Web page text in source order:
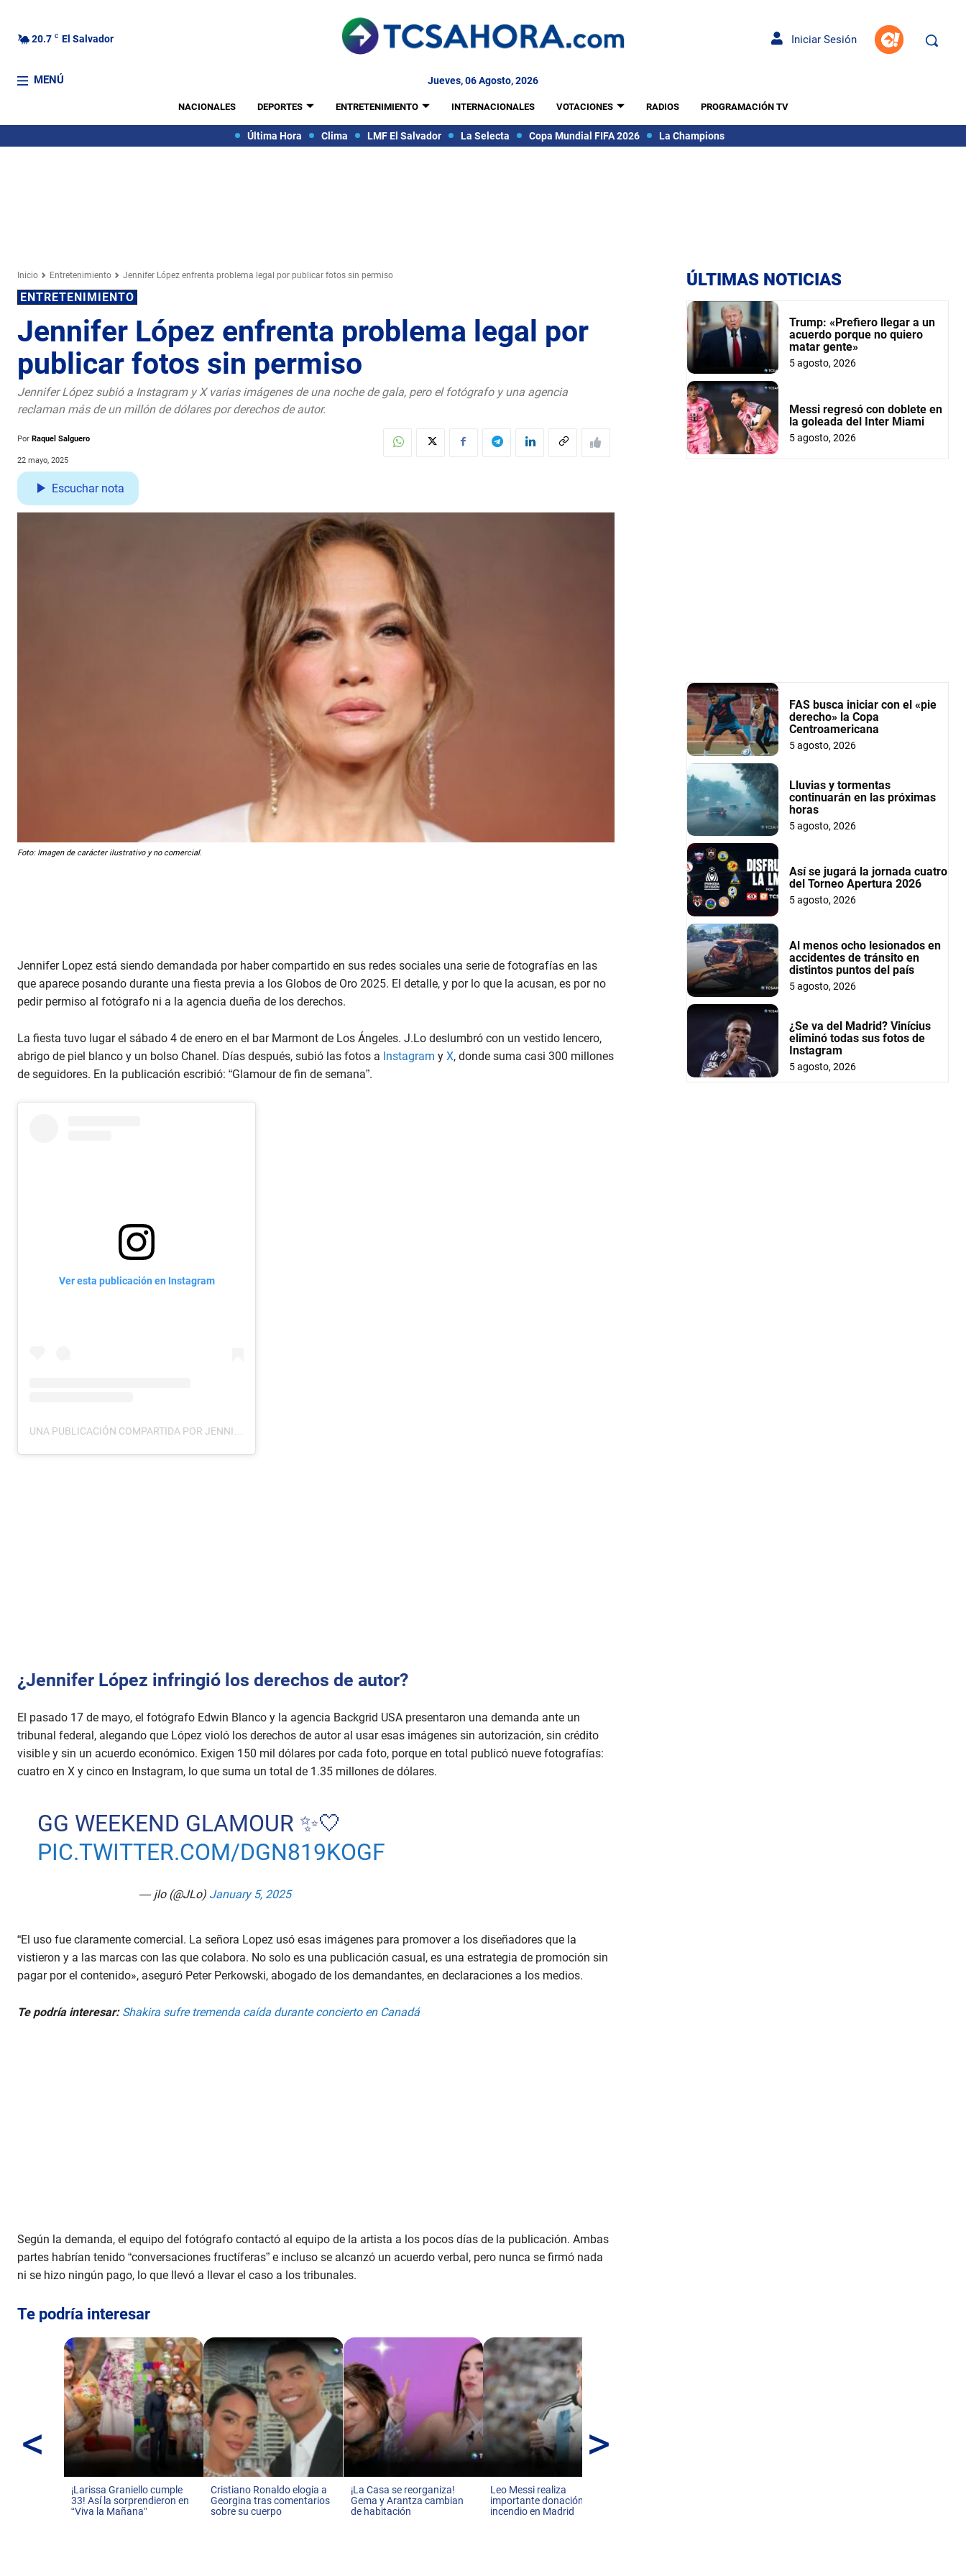
20.7 C El Salvador Iniciar Sesión
MENÚ Jueves, 06 Agosto, 2026
NACIONALES DEPORTES ENTRETENIMIENTO INTERNACIONALES VOTACIONES RADIOS PROGRAMACIÓN TV
Última Hora Clima LMF El Salvador La Selecta Copa Mundial FIFA 2026 La Champions
Inicio Entretenimiento Jennifer López enfrenta problema legal por publicar fotos sin permiso
ENTRETENIMIENTO
Jennifer López enfrenta problema legal por
publicar fotos sin permiso
Jennifer López subió a Instagram y X varias imágenes de una noche de gala, pero el fotógrafo y una agencia
reclaman más de un millón de dólares por derechos de autor.
Por Raquel Salguero
22 mayo, 2025
Escuchar nota
Foto: Imagen de carácter ilustrativo y no comercial.
Jennifer Lopez está siendo demandada por haber compartido en sus redes sociales una serie de fotografías en las
que aparece posando durante una fiesta previa a los Globos de Oro 2025. El detalle, y por lo que la acusan, es por no
pedir permiso al fotógrafo ni a la agencia dueña de los derechos.
La fiesta tuvo lugar el sábado 4 de enero en el bar Marmont de Los Ángeles. J.Lo deslumbró con un vestido lencero,
abrigo de piel blanco y un bolso Chanel. Días después, subió las fotos a Instagram y X, donde suma casi 300 millones
de seguidores. En la publicación escribió: “Glamour de fin de semana”.
Ver esta publicación en Instagram
UNA PUBLICACIÓN COMPARTIDA POR JENNIFER LOPEZ (@JLO)
¿Jennifer López infringió los derechos de autor?
El pasado 17 de mayo, el fotógrafo Edwin Blanco y la agencia Backgrid USA presentaron una demanda ante un
tribunal federal, alegando que López violó los derechos de autor al usar esas imágenes sin autorización, sin crédito
visible y sin un acuerdo económico. Exigen 150 mil dólares por cada foto, porque en total publicó nueve fotografías:
cuatro en X y cinco en Instagram, lo que suma un total de 1.35 millones de dólares.
GG WEEKEND GLAMOUR ✨🤍
PIC.TWITTER.COM/DGN819KOGF
— jlo (@JLo) January 5, 2025
“El uso fue claramente comercial. La señora Lopez usó esas imágenes para promover a los diseñadores que la
vistieron y a las marcas con las que colabora. No solo es una publicación casual, es una estrategia de promoción sin
pagar por el contenido», aseguró Peter Perkowski, abogado de los demandantes, en declaraciones a los medios.
Te podría interesar: Shakira sufre tremenda caída durante concierto en Canadá
Según la demanda, el equipo del fotógrafo contactó al equipo de la artista a los pocos días de la publicación. Ambas
partes habrían tenido “conversaciones fructíferas” e incluso se alcanzó un acuerdo verbal, pero nunca se firmó nada
ni se hizo ningún pago, lo que llevó a llevar el caso a los tribunales.
Te podría interesar
<
¡Larissa Graniello cumple
33! Así la sorprendieron en
“Viva la Mañana”
Cristiano Ronaldo elogia a
Georgina tras comentarios
sobre su cuerpo
¡La Casa se reorganiza!
Gema y Arantza cambian
de habitación
Leo Messi realiza
importante donación tras
incendio en Madrid
>
ÚLTIMAS NOTICIAS
Trump: «Prefiero llegar a un
acuerdo porque no quiero
matar gente»
5 agosto, 2026
Messi regresó con doblete en
la goleada del Inter Miami
5 agosto, 2026
FAS busca iniciar con el «pie
derecho» la Copa
Centroamericana
5 agosto, 2026
Lluvias y tormentas
continuarán en las próximas
horas
5 agosto, 2026
Así se jugará la jornada cuatro
del Torneo Apertura 2026
5 agosto, 2026
Al menos ocho lesionados en
accidentes de tránsito en
distintos puntos del país
5 agosto, 2026
¿Se va del Madrid? Vinícius
eliminó todas sus fotos de
Instagram
5 agosto, 2026